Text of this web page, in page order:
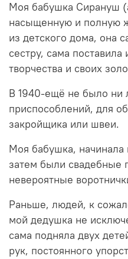
Моя бабушка Сирануш
насыщенную и полную
из детского дома, она
сестру, сама
творчества и своих
В 1940-ещё не было ни
приспособлений, для
закройщика или швеи.
Моя бабушка,
затем были свадебные
невероятные
Раньше, людей, к
мой дедушка не
сама подняла двух
рук, постоянного